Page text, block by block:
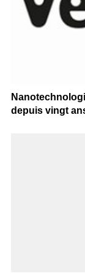
depuis vingt